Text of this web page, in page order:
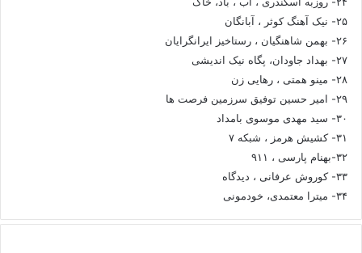
۲۵- نیک آهنگ کوثر ، آبانگان
۲۶- بهمن شاهنگیان ، رستاخیز ایرانگرایان
۲۷- بهداد جاودان، پگاه نیک اندیشی
۲۸- مینو همتی ، رهایی زن
۲۹- امیر حسین توفیق سرزمین فرصت ها
۳۰- سید مهدی موسوی بامداد
۳۱- کشیش هرمز ، شبکه ۷
۳۲-بهنام پارسی ، ۹۱۱
۳۳- کوروش عرفانی ، دیدگاه
۳۴- میترا معتمدی، خودمونی